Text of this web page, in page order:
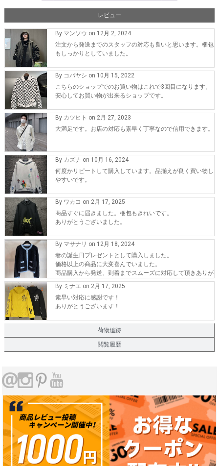
レビュー
荷物追跡
閲覧履歴
By マンソウ on 12月 2, 2024
注文から発送までのスタッフの対応も良いと思います。梱包
もしっかりとしていました。
By コバヤシ on 10月 15, 2022
こちらのショップでのお買い物はこれで3回目になります。
安心してお買い物が出来るショップです。
By カツヒト on 2月 27, 2023
大満足です。お店の対応も素早く丁寧なので信用できます。
By カズナ on 10月 16, 2024
何度かリピートして購入しています。品揃えが良く買い物し
やすいです。
By ワカコ on 2月 17, 2025
商品すぐに届きました。梱包もきれいです。
ありがとうございました。
By マサナリ on 12月 18, 2024
妻の誕生日プレゼントとして購入しました。
価格以上の商品に大変喜んでいました。
商品購入から発送、到着までスムーズに対応して頂きありが
とうございます。
また、機会が有れば購入したいです。
By ミナエ on 2月 17, 2025
素早い対応に感謝です！
ありがとうございます！